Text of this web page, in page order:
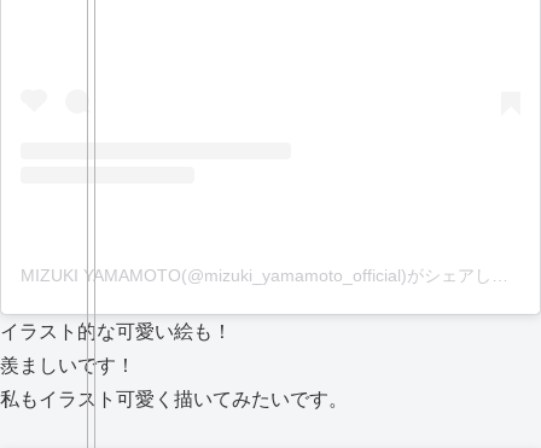
MIZUKI YAMAMOTO(@mizuki_yamamoto_official)がシェアした投稿
イラスト的な可愛い絵も！
羨ましいです！
私もイラスト可愛く描いてみたいです。